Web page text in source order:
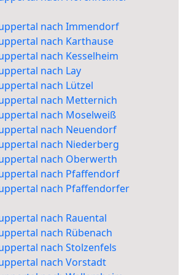
nach Immendorf
nach Karthause
nach Kesselheim
nach Lay
nach Lützel
nach Metternich
nach Moselweiß
nach Neuendorf
nach Niederberg
nach Oberwerth
nach Pfaffendorf
nach Pfaffendorfer
nach Rauental
nach Rübenach
nach Stolzenfels
nach Vorstadt